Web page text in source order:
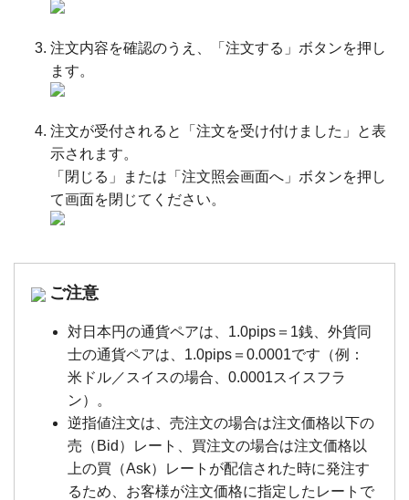
注文内容を確認のうえ、「注文する」ボタンを押し
ます。
注文が受付されると「注文を受け付けました」と表
示されます。
「閉じる」または「注文照会画面へ」ボタンを押し
て画面を閉じてください。
ご注意
対日本円の通貨ペアは、1.0pips＝1銭、外貨同
士の通貨ペアは、1.0pips＝0.0001です（例：
米ドル／スイスの場合、0.0001スイスフラ
ン）。
逆指値注文は、売注文の場合は注文価格以下の
売（Bid）レート、買注文の場合は注文価格以
上の買（Ask）レートが配信された時に発注す
るため、お客様が注文価格に指定したレートで